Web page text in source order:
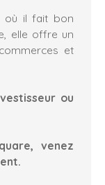
où il fait bon
elle offre un
et
ou
venez